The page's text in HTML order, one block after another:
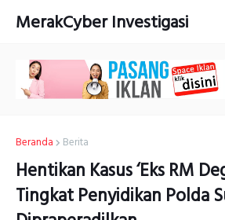
MerakCyber Investigasi
Beranda Berita
Hentikan Kasus ‘Eks RM
Tingkat Penyidikan Polda